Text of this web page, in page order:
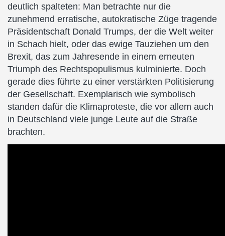
deutlich spalteten: Man betrachte nur die
zunehmend erratische, autokratische Züge tragende
Präsidentschaft Donald Trumps, der die Welt weiter
in Schach hielt, oder das ewige Tauziehen um den
Brexit, das zum Jahresende in einem erneuten
Triumph des Rechtspopulismus kulminierte. Doch
gerade dies führte zu einer verstärkten Politisierung
der Gesellschaft. Exemplarisch wie symbolisch
standen dafür die Klimaproteste, die vor allem auch
in Deutschland viele junge Leute auf die Straße
brachten.